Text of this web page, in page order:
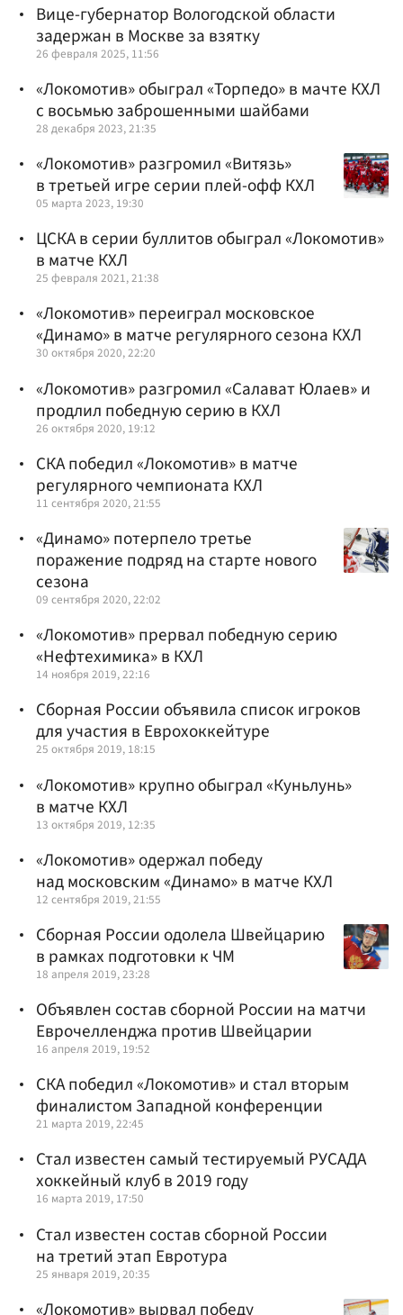
Вице-губернатор Вологодской области
задержан в Москве за взятку
26 февраля 2025, 11:56
«Локомотив» обыграл «Торпедо» в мачте КХЛ
с восьмью заброшенными шайбами
28 декабря 2023, 21:35
«Локомотив» разгромил «Витязь»
в третьей игре серии плей-офф КХЛ
05 марта 2023, 19:30
ЦСКА в серии буллитов обыграл «Локомотив»
в матче КХЛ
25 февраля 2021, 21:38
«Локомотив» переиграл московское
«Динамо» в матче регулярного сезона КХЛ
30 октября 2020, 22:20
«Локомотив» разгромил «Салават Юлаев» и
продлил победную серию в КХЛ
26 октября 2020, 19:12
СКА победил «Локомотив» в матче
регулярного чемпионата КХЛ
11 сентября 2020, 21:55
«Динамо» потерпело третье
поражение подряд на старте нового
сезона
09 сентября 2020, 22:02
«Локомотив» прервал победную серию
«Нефтехимика» в КХЛ
14 ноября 2019, 22:16
Сборная России объявила список игроков
для участия в Еврохоккейтуре
25 октября 2019, 18:15
«Локомотив» крупно обыграл «Куньлунь»
в матче КХЛ
13 октября 2019, 12:35
«Локомотив» одержал победу
над московским «Динамо» в матче КХЛ
12 сентября 2019, 21:55
Сборная России одолела Швейцарию
в рамках подготовки к ЧМ
18 апреля 2019, 23:28
Объявлен состав сборной России на матчи
Еврочелленджа против Швейцарии
16 апреля 2019, 19:52
СКА победил «Локомотив» и стал вторым
финалистом Западной конференции
21 марта 2019, 22:45
Стал известен самый тестируемый РУСАДА
хоккейный клуб в 2019 году
16 марта 2019, 17:50
Стал известен состав сборной России
на третий этап Евротура
25 января 2019, 20:35
«Локомотив» вырвал победу